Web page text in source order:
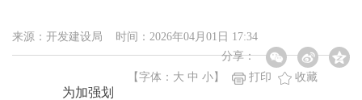
来源：开发建设局 时间：2026年04月01日 17:34
分享：
【字体： 大 中 小 】 打印 收藏
为加强划